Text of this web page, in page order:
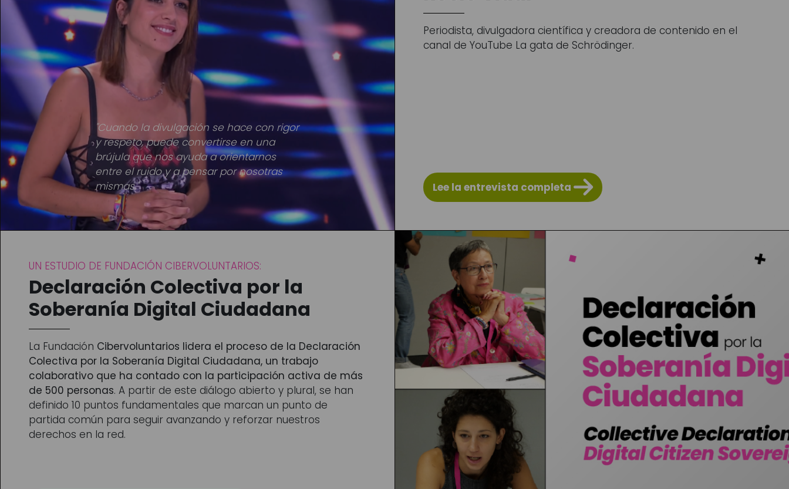
"Cuando la divulgación se hace con rigor
y respeto, puede convertirse en una
brújula que nos ayuda a orientarnos
entre el ruido y a pensar por nosotras
mismas."
Periodista, divulgadora científica y creadora de contenido en el
canal de YouTube La gata de Schrödinger.
Lee la entrevista completa
UN ESTUDIO DE FUNDACIÓN CIBERVOLUNTARIOS:
Declaración Colectiva por la
Soberanía Digital Ciudadana
La Fundación Cibervoluntarios lidera el proceso de la Declaración
Colectiva por la Soberanía Digital Ciudadana, un trabajo
colaborativo que ha contado con la participación activa de más
de 500 personas. A partir de este diálogo abierto y plural, se han
definido 10 puntos fundamentales que marcan un punto de
partida común para seguir avanzando y reforzar nuestros
derechos en la red.